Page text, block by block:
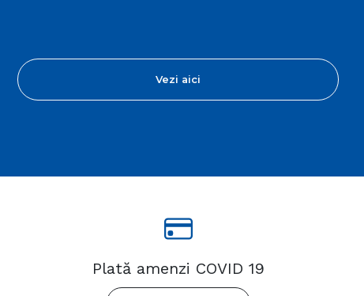
Vezi aici
Plată amenzi COVID 19